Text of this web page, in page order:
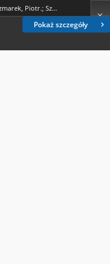
Pokaż szczegóły
Kaczmarek, Piotr.; Szyszkowska, Anna.